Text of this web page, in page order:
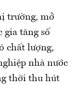
trường, mở
gia tăng số
chất lượng,
nhà nước
thời thu hút